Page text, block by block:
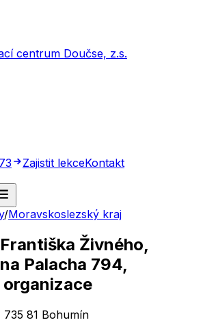
centrum Doučse, z.s.
Zajistit lekceKontakt
/Moravskoslezský kraj
Živného,
Palacha 794,
81 Bohumín